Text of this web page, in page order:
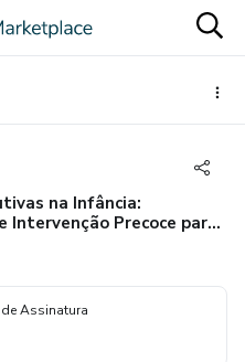
na Infância:
Intervenção Precoce para
Assinatura